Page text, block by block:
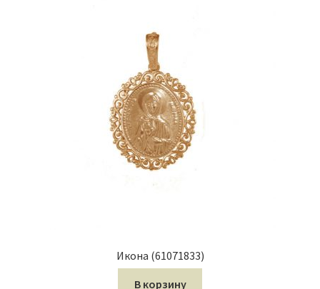
Икона (61071833)
В корзину